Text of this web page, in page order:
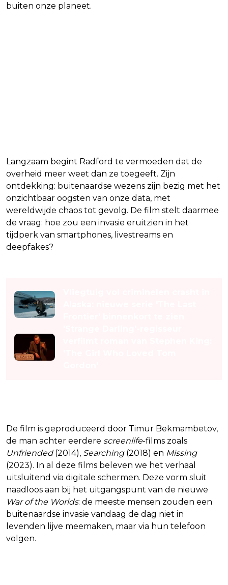
buiten onze planeet.
Langzaam begint Radford te vermoeden dat de
overheid meer weet dan ze toegeeft. Zijn
ontdekking: buitenaardse wezens zijn bezig met het
onzichtbaar oogsten van onze data, met
wereldwijde chaos tot gevolg. De film stelt daarmee
de vraag: hoe zou een invasie eruitzien in het
tijdperk van smartphones, livestreams en
deepfakes?
De film is geproduceerd door Timur Bekmambetov,
de man achter eerdere screenlife-films zoals
Unfriended(2014), Searching(2018) en Missing
(2023). In al deze films beleven we het verhaal
uitsluitend via digitale schermen. Deze vorm sluit
naadloos aan bij het uitgangspunt van de nieuwe
War of the Worlds: de meeste mensen zouden een
buitenaardse invasie vandaag de dag niet in
levenden lijve meemaken, maar via hun telefoon
volgen.